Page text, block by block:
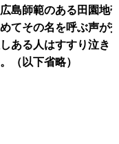
島師範のある田園地
てその名を呼ぶ声が
ある人はすすり泣き
（以下省略）